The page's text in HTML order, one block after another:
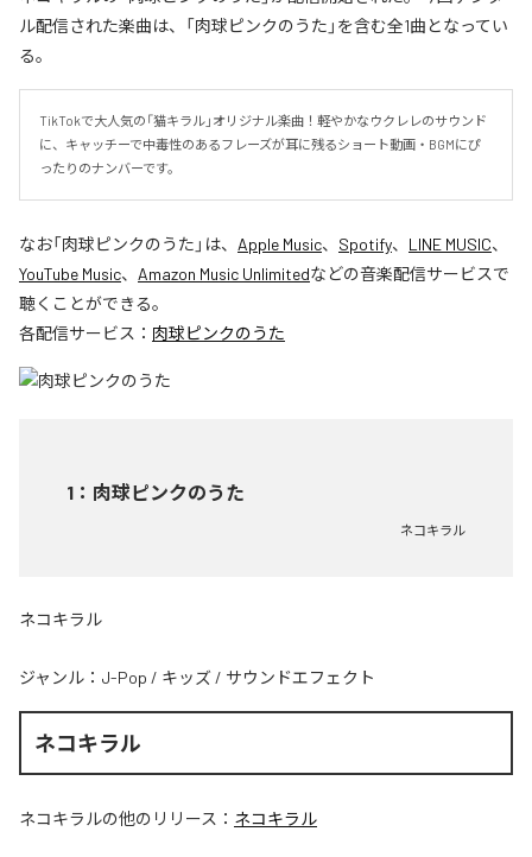
ル配信された楽曲は、「肉球ピンクのうた」を含む全1曲となってい
る。
TikTokで大人気の「猫キラル」オリジナル楽曲！軽やかなウクレレのサウンド
に、キャッチーで中毒性のあるフレーズが耳に残るショート動画・BGMにぴ
ったりのナンバーです。
なお「肉球ピンクのうた 」は、 Apple Music、 Spotify、 LINE MUSIC、
YouTube Music、 Amazon Music Unlimitedなどの音楽配信サービスで
聴くことができる。
各配信サービス： 肉球ピンクのうた
1 ： 肉球ピンクのうた
ネコキラル
ネコキラル
ジャンル： J-Pop / キッズ / サウンドエフェクト
ネコキラル
ネコキラルの他のリリース： ネコキラル